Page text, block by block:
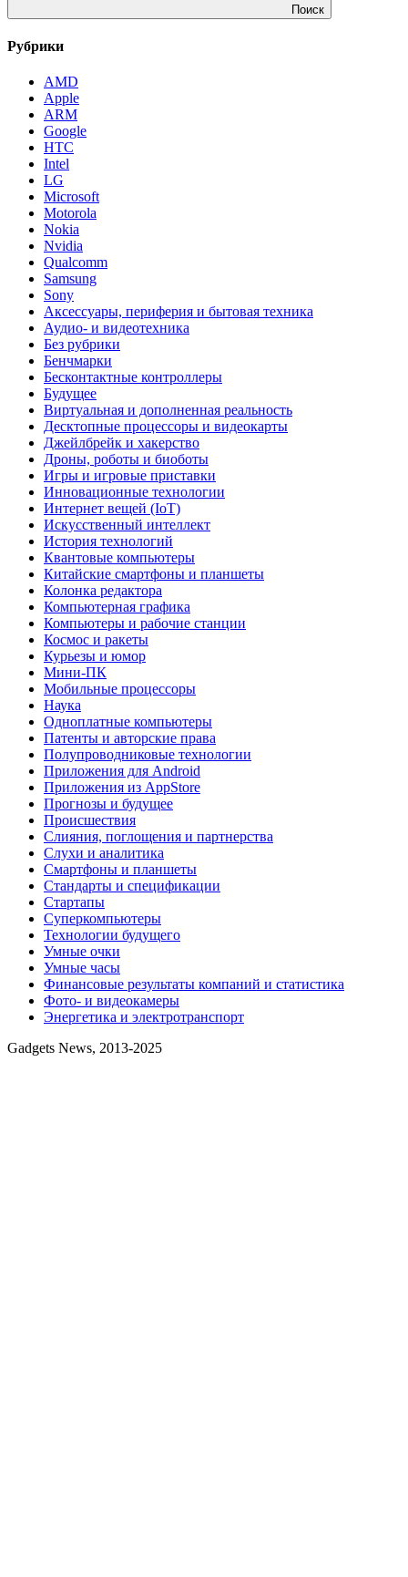
Поиск
Рубрики
AMD
Apple
ARM
Google
HTC
Intel
LG
Microsoft
Motorola
Nokia
Nvidia
Qualcomm
Samsung
Sony
Аксессуары, периферия и бытовая техника
Аудио- и видеотехника
Без рубрики
Бенчмарки
Бесконтактные контроллеры
Будущее
Виртуальная и дополненная реальность
Десктопные процессоры и видеокарты
Джейлбрейк и хакерство
Дроны, роботы и биоботы
Игры и игровые приставки
Инновационные технологии
Интернет вещей (IoT)
Искусственный интеллект
История технологий
Квантовые компьютеры
Китайские смартфоны и планшеты
Колонка редактора
Компьютерная графика
Компьютеры и рабочие станции
Космос и ракеты
Курьезы и юмор
Мини-ПК
Мобильные процессоры
Наука
Одноплатные компьютеры
Патенты и авторские права
Полупроводниковые технологии
Приложения для Android
Приложения из AppStore
Прогнозы и будущее
Происшествия
Слияния, поглощения и партнерства
Слухи и аналитика
Смартфоны и планшеты
Стандарты и спецификации
Стартапы
Суперкомпьютеры
Технологии будущего
Умные очки
Умные часы
Финансовые результаты компаний и статистика
Фото- и видеокамеры
Энергетика и электротранспорт
Gadgets News, 2013-2025